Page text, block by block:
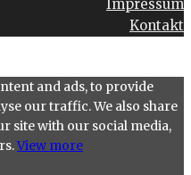
Impressum
Kontakt
and ads, to provide
our traffic. We also share
site with our social media,
View more